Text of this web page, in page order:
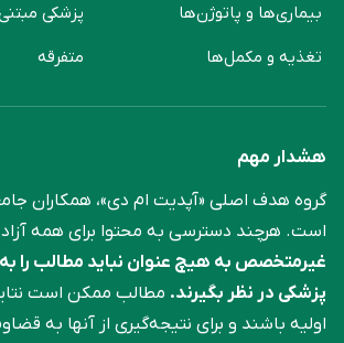
بیماری‌ها و پاتوژن‌ها
تغذیه و مکمل‌ها
پزشکی
متفرقه
هشدار مهم
گروه هدف اصلی «آپدیت ام دی»، همکاران
است. هرچند دسترسی به محتوا برای همه
غیرمتخصص به هیچ عنوان نباید مطالب را
پزشکی در نظر بگیرند. مطالب ممکن است
اولیه باشند و برای نتیجه‌گیری از آنها به